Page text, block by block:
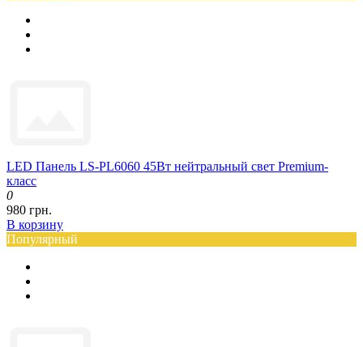
LED Панель LS-PL6060 45Вт нейтральный свет Premium-
класс
0
980 грн.
В корзину
Популярный